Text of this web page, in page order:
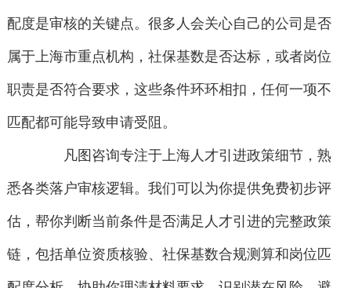
配度是审核的关键点。很多人会关心自己的公司是否
属于上海市重点机构，社保基数是否达标，或者岗位
职责是否符合要求，这些条件环环相扣，任何一项不
匹配都可能导致申请受阻。
凡图咨询专注于上海人才引进政策细节，熟
悉各类落户审核逻辑。我们可以为你提供免费初步评
估，帮你判断当前条件是否满足人才引进的完整政策
链，包括单位资质核验、社保基数合规测算和岗位匹